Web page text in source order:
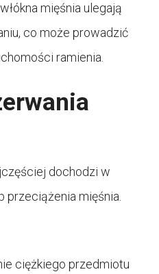
mięśnia ulegają
co może prowadzić
ramienia.
dochodzi w
przeciążenia mięśnia.
ciężkiego przedmiotu